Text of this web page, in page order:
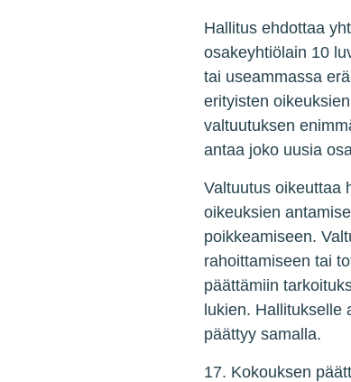
Hallitus ehdottaa
osakeyhtiölain 10
tai useammassa
erityisten
valtuutuksen
antaa joko uusia
Valtuutus oikeuttaa
oikeuksien
poikkeamiseen.
rahoittamiseen tai
päättämiin
lukien.
päättyy samalla.
17. Kokouksen